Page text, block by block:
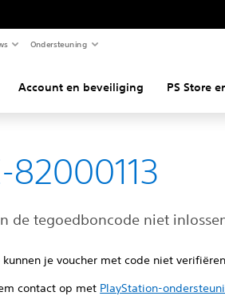
Ondersteuning
Account en beveiliging PS Store
82000113
de tegoedboncode niet
kunnen je voucher met code niet
contact op met PlayStation-